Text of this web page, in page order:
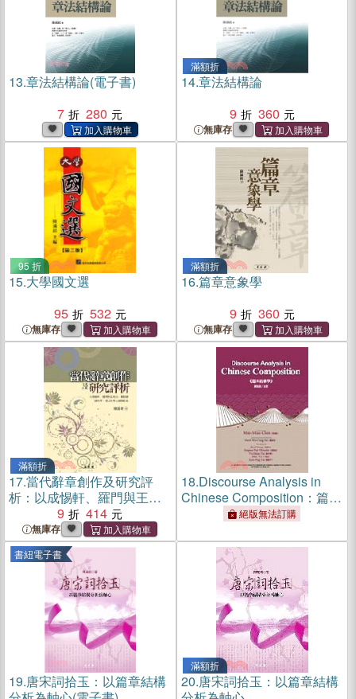
13.章法結構論(電子書)
7
280
滿額折
14.章法結構論
9
360
無庫存
95 折
15.大學國文選
95
532
無庫存
滿額折
16.篇章意象學
9
360
無庫存
滿額折
17.當代辭章創作及研究評
析：以成惕軒、羅門與王希
杰、鄭頤壽、曾祥芹、趙山
林等大師為對象
9 414
無庫存
18.Discourse Analysis in
Chinese Composition：篇章
絕版無法訂購
書紐電子書
19.唐宋詞拾玉：以篇章結構
滿額折
20.唐宋詞拾玉：以篇章結構